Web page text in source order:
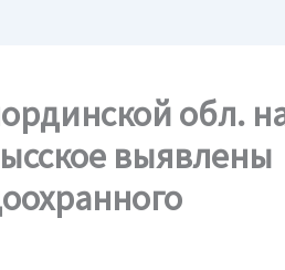
обл.
выявлены